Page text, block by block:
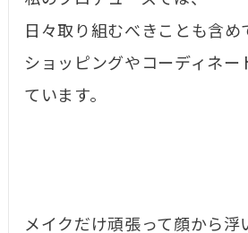
日々取り組むべきことも含め
ショッピングやコーディネー
ています。
メイクだけ頑張って顔から浮